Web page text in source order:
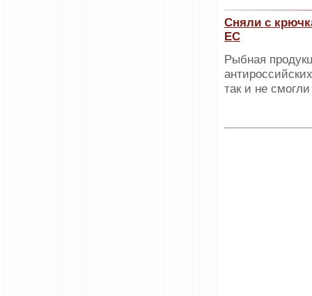
Сняли с
ЕС
Рыбная
так и не